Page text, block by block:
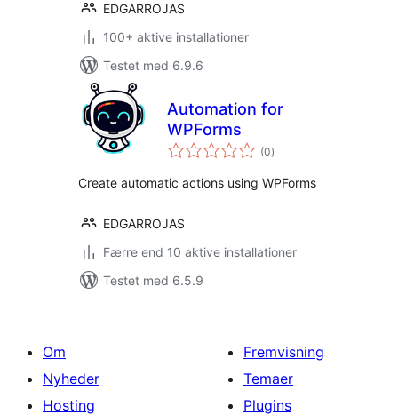
EDGARROJAS
100+ aktive installationer
Testet med 6.9.6
Automation for
WPForms
(0totale
bedømmelser
)
Create automatic actions using WPForms
EDGARROJAS
Færre end 10 aktive installationer
Testet med 6.5.9
Om
Nyheder
Hosting
Fremvisning
Temaer
Plugins